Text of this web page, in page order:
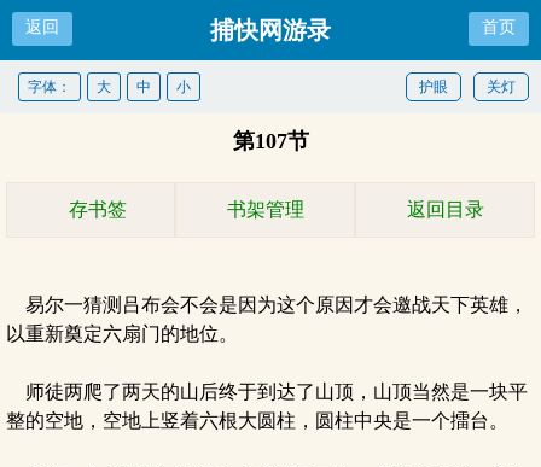
返回 捕快网游录 首页
关灯
护眼
字体： 大 中 小
第107节
存书签 书架管理 返回目录
易尔一猜测吕布会不会是因为这个原因才会邀战天下英雄，
以重新奠定六扇门的地位。
师徒两爬了两天的山后终于到达了山顶，山顶当然是一块平
整的空地，空地上竖着六根大圆柱，圆柱中央是一个擂台。